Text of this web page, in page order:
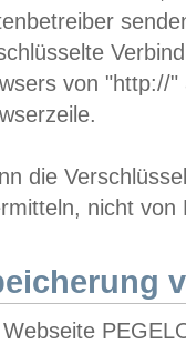
von "http://
die
nicht von
Webseite